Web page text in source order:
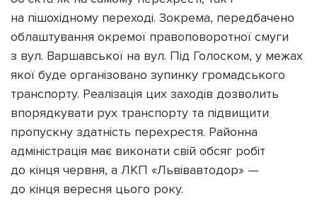
на пішохідному переході. Зокрема, передбачено
облаштування окремої правоповоротної смуги
з вул. Варшавської на вул. Під Голоском, у межах
якої буде організовано зупинку громадського
транспорту. Реалізація цих заходів дозволить
впорядкувати рух транспорту та підвищити
пропускну здатність перехрестя. Районна
адміністрація має виконати свій обсяг робіт
до кінця червня, а ЛКП «Львівавтодор» —
до кінця вересня цього року.